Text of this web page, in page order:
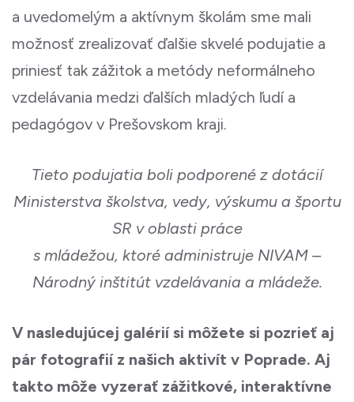
a uvedomelým a aktívnym školám sme mali
možnosť zrealizovať ďalšie skvelé podujatie a
priniesť tak zážitok a metódy neformálneho
vzdelávania medzi ďalších mladých ľudí a
pedagógov v Prešovskom kraji.
Tieto podujatia boli podporené z dotácií
Ministerstva školstva, vedy, výskumu a športu
SR v oblasti práce
s mládežou, ktoré administruje NIVAM –
Národný inštitút vzdelávania a mládeže.
V nasledujúcej galérií si môžete si pozrieť aj
pár fotografií z našich aktivít v Poprade. Aj
takto môže vyzerať zážitkové, interaktívne